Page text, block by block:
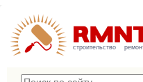
строительство